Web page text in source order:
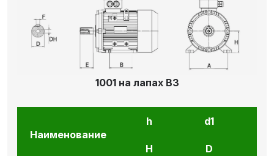
1001 на лапах В3
Наименование
h d1
H D